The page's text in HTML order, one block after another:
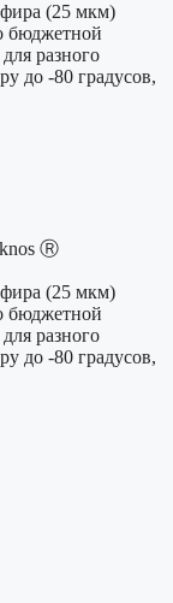
(25 мкм)
бюджетной
разного
до -80 градусов,
Ⓡ
(25 мкм)
бюджетной
разного
до -80 градусов,